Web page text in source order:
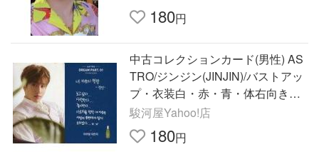
ード 180円
中古コレクションカード(男性) AS
TRO/ジンジン(JINJIN)/バストアッ
プ・衣装白・赤・青・体右向き・
裏面青
駿河屋Yahoo!店
180円